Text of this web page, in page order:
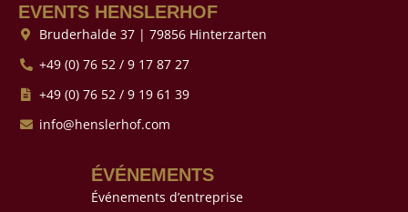
EVENTS HENSLERHOF
Bruderhalde 37 | 79856 Hinterzarten
+49 (0) 76 52 / 9 17 87 27
+49 (0) 76 52 / 9 19 61 39
info@henslerhof.com
ÉVÉNEMENTS
Événements d’entreprise